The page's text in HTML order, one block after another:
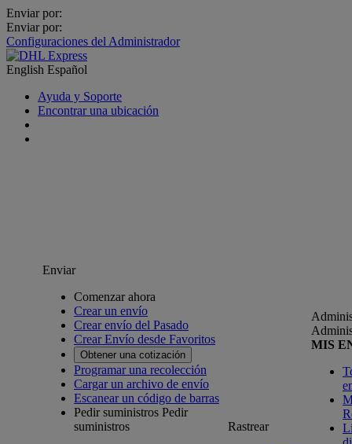
Enviar por:
Enviar por:
Configuraciones del Administrador
English Español
Ayuda y Soporte
Encontrar una ubicación
Enviar
Comenzar ahora
Crear un envío
Crear envío del Pasado
Crear Envío desde Favoritos
Obtener una cotización
Programar una recolección
Cargar un archivo de envío
Escanear un código de barras
Pedir suministros Pedir
suministros
Rastrear
MIS